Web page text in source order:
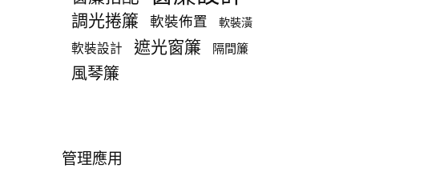
調光捲簾 軟裝佈置 軟裝潢
軟裝設計 遮光窗簾 隔間簾
風琴簾
管理應用